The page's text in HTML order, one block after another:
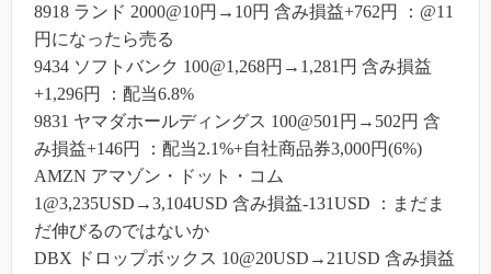
8918 ランド 2000@10円→10円 含み損益+762円 ：@11
円になったら売る
9434 ソフトバンク 100@1,268円→1,281円 含み損益
+1,296円 ：配当6.8%
9831 ヤマダホールディングス 100@501円→502円 含
み損益+146円 ：配当2.1%+自社商品券3,000円(6%)
AMZN アマゾン・ドット・コム
1@3,235USD→3,104USD 含み損益-131USD ：まだま
だ伸びるのではないか
DBX ドロップボックス 10@20USD→21USD 含み損益